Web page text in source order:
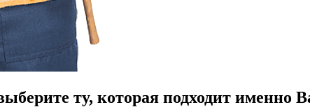
ту, которая подходит именно